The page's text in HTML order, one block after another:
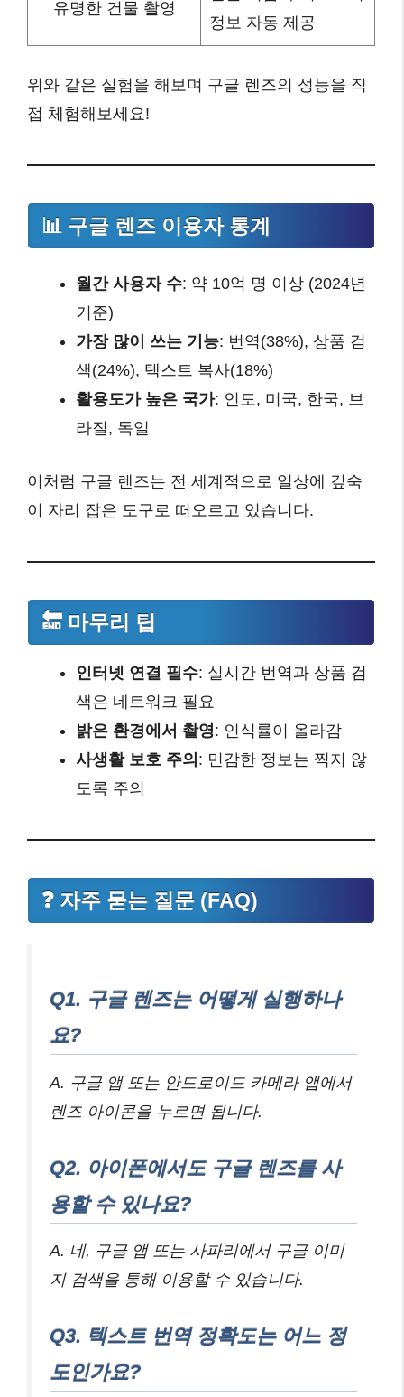
유명한 건물 촬영
정보 자동 제공
위와 같은 실험을 해보며 구글 렌즈의 성능을 직
접 체험해보세요!
📊 구글 렌즈 이용자 통계
월간 사용자 수: 약 10억 명 이상 (2024년
기준)
가장 많이 쓰는 기능: 번역(38%), 상품 검
색(24%), 텍스트 복사(18%)
활용도가 높은 국가: 인도, 미국, 한국, 브
라질, 독일
이처럼 구글 렌즈는 전 세계적으로 일상에 깊숙
이 자리 잡은 도구로 떠오르고 있습니다.
🔚 마무리 팁
인터넷 연결 필수: 실시간 번역과 상품 검
색은 네트워크 필요
밝은 환경에서 촬영: 인식률이 올라감
사생활 보호 주의 : 민감한 정보는 찍지 않
도록 주의
❓ 자주 묻는 질문 (FAQ)
Q1. 구글 렌즈는 어떻게 실행하나
요?
A. 구글 앱 또는 안드로이드 카메라 앱에서
렌즈 아이콘을 누르면 됩니다.
Q2. 아이폰에서도 구글 렌즈를 사
용할 수 있나요?
A. 네, 구글 앱 또는 사파리에서 구글 이미
지 검색을 통해 이용할 수 있습니다.
Q3. 텍스트 번역 정확도는 어느 정
도인가요?